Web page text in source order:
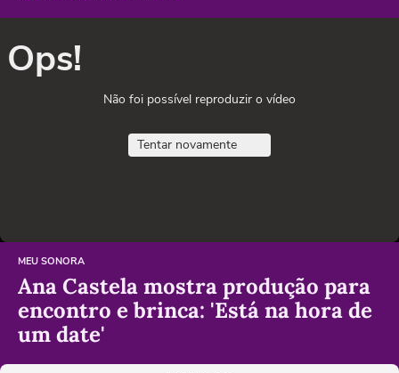
Ops!
Não foi possível reproduzir o vídeo
Tentar novamente
MEU SONORA
Ana Castela mostra produção para
encontro e brinca: 'Está na hora de
um date'